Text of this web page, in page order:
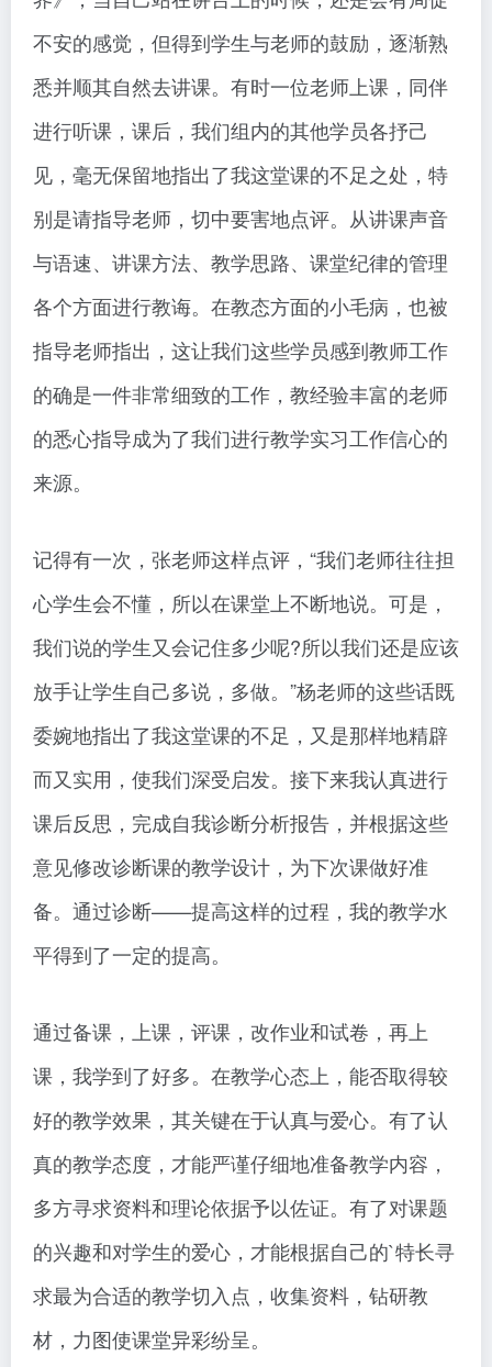
不安的感觉，但得到学生与老师的鼓励，逐渐熟
悉并顺其自然去讲课。有时一位老师上课，同伴
进行听课，课后，我们组内的其他学员各抒己
见，毫无保留地指出了我这堂课的不足之处，特
别是请指导老师，切中要害地点评。从讲课声音
与语速、讲课方法、教学思路、课堂纪律的管理
各个方面进行教诲。在教态方面的小毛病，也被
指导老师指出，这让我们这些学员感到教师工作
的确是一件非常细致的工作，教经验丰富的老师
的悉心指导成为了我们进行教学实习工作信心的
来源。
记得有一次，张老师这样点评，“我们老师往往担
心学生会不懂，所以在课堂上不断地说。可是，
我们说的学生又会记住多少呢?所以我们还是应该
放手让学生自己多说，多做。”杨老师的这些话既
委婉地指出了我这堂课的不足，又是那样地精辟
而又实用，使我们深受启发。接下来我认真进行
课后反思，完成自我诊断分析报告，并根据这些
意见修改诊断课的教学设计，为下次课做好准
备。通过诊断——提高这样的过程，我的教学水
平得到了一定的提高。
通过备课，上课，评课，改作业和试卷，再上
课，我学到了好多。在教学心态上，能否取得较
好的教学效果，其关键在于认真与爱心。有了认
真的教学态度，才能严谨仔细地准备教学内容，
多方寻求资料和理论依据予以佐证。有了对课题
的兴趣和对学生的爱心，才能根据自己的`特长寻
求最为合适的教学切入点，收集资料，钻研教
材，力图使课堂异彩纷呈。